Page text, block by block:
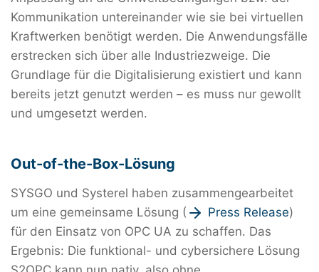
Kommunikation untereinander wie sie bei virtuellen
Kraftwerken benötigt werden. Die Anwendungsfälle
erstrecken sich über alle Industriezweige. Die
Grundlage für die Digitalisierung existiert und kann
bereits jetzt genutzt werden – es muss nur gewollt
und umgesetzt werden.
Out-of-the-Box-Lösung
SYSGO und Systerel haben zusammengearbeitet
um eine gemeinsame Lösung (
Press Release)
für den Einsatz von OPC UA zu schaffen. Das
Ergebnis: Die funktional- und cybersichere Lösung